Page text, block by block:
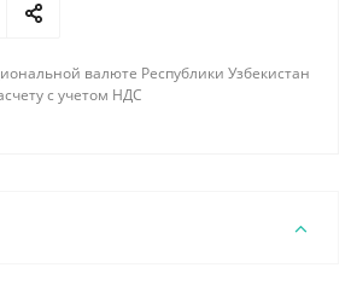
валюте Республики Узбекистан
с учетом НДС